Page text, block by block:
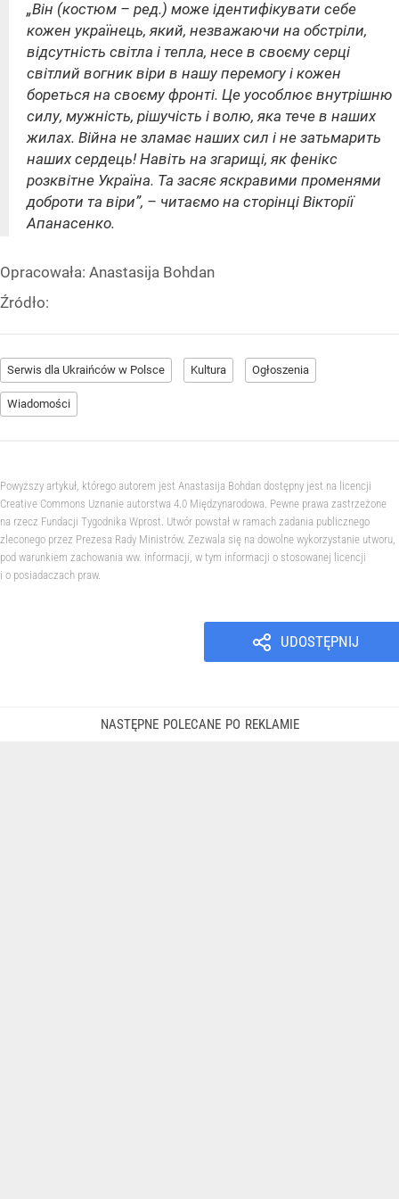
„Він (костюм – ред.) може ідентифікувати себе
кожен українець, який, незважаючи на обстріли,
відсутність світла і тепла, несе в своєму серці
світлий вогник віри в нашу перемогу і кожен
бореться на своєму фронті. Це уособлює внутрішню
силу, мужність, рішучість і волю, яка тече в наших
жилах. Війна не зламає наших сил і не затьмарить
наших сердець! Навіть на згарищі, як фенікс
розквітне Україна. Та засяє яскравими променями
доброти та віри”, – читаємо на сторінці Вікторії
Апанасенко.
Opracowała: Anastasija Bohdan
Źródło:
Serwis dla Ukraińców w Polsce Kultura Ogłoszenia
Wiadomości
Powyższy artykuł, którego autorem jest Anastasija Bohdan dostępny jest na licencji
Creative Commons Uznanie autorstwa 4.0 Międzynarodowa. Pewne prawa zastrzeżone
na rzecz Fundacji Tygodnika Wprost. Utwór powstał w ramach zadania publicznego
zleconego przez Prezesa Rady Ministrów. Zezwala się na dowolne wykorzystanie utworu,
pod warunkiem zachowania ww. informacji, w tym informacji o stosowanej licencji
i o posiadaczach praw.
UDOSTĘPNIJ